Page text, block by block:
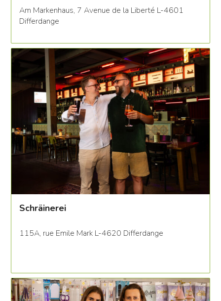
Am Markenhaus, 7 Avenue de la Liberté L-4601
Differdange
Schräinerei
115A, rue Emile Mark L-4620 Differdange